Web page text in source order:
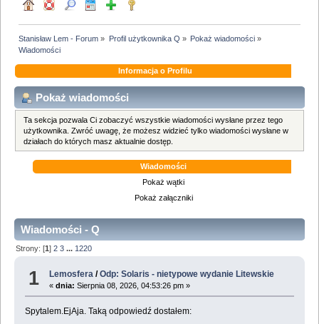
Stanisław Lem - Forum » Profil użytkownika Q » Pokaż wiadomości»
Wiadomości
Informacja o Profilu
Pokaż wiadomości
Ta sekcja pozwala Ci zobaczyć wszystkie wiadomości wysłane przez tego
użytkownika. Zwróć uwagę, że możesz widzieć tylko wiadomości wysłane w
działach do których masz aktualnie dostęp.
Wiadomości
Pokaż wątki
Pokaż załączniki
Wiadomości - Q
Strony: [1]2 3 ... 1220
1 Lemosfera /Odp: Solaris - nietypowe wydanie Litewskie
«dnia: Sierpnia 08, 2026, 04:53:26 pm »
Spytalem.EjAja. Taką odpowiedź dostałem: